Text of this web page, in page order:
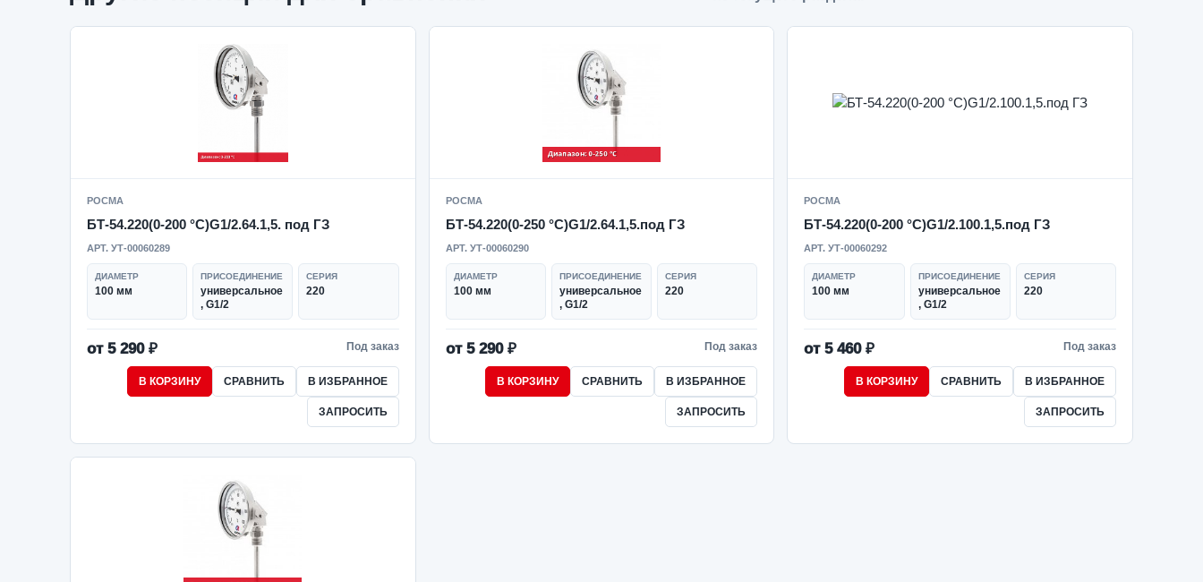
РОСМА
БТ-54.220(0-200 °C)G1/2.64.1,5. под ГЗ
АРТ. УТ-00060289
ДИАМЕТР
100 мм
ПРИСОЕДИНЕНИЕ
универсальное
, G1/2
СЕРИЯ
220
от 5 290 ₽ Под заказ
В КОРЗИНУ СРАВНИТЬ В ИЗБРАННОЕ
ЗАПРОСИТЬ
РОСМА
БТ-54.220(0-250 °C)G1/2.64.1,5.под ГЗ
АРТ. УТ-00060290
ДИАМЕТР
100 мм
ПРИСОЕДИНЕНИЕ
универсальное
, G1/2
СЕРИЯ
220
от 5 290 ₽ Под заказ
В КОРЗИНУ СРАВНИТЬ В ИЗБРАННОЕ
ЗАПРОСИТЬ
РОСМА
БТ-54.220(0-200 °C)G1/2.100.1,5.под ГЗ
АРТ. УТ-00060292
ДИАМЕТР
100 мм
ПРИСОЕДИНЕНИЕ
универсальное
, G1/2
СЕРИЯ
220
от 5 460 ₽ Под заказ
В КОРЗИНУ СРАВНИТЬ В ИЗБРАННОЕ
ЗАПРОСИТЬ